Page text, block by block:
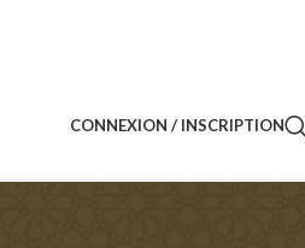
CONNEXION / INSCRIPTION